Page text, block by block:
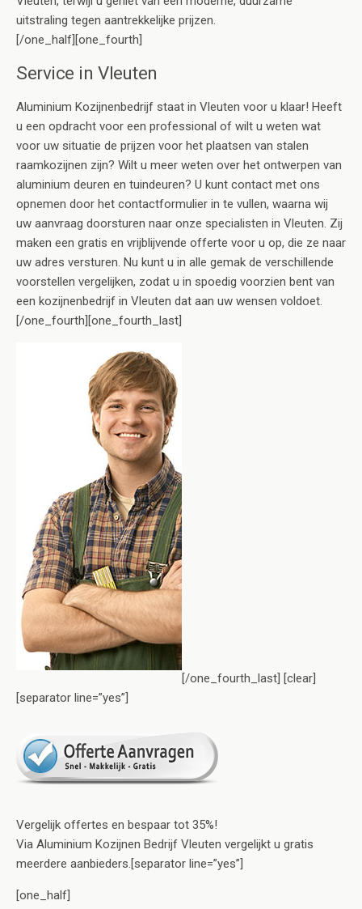
uitstraling tegen aantrekkelijke prijzen.
[/one_half][one_fourth]
Service in Vleuten
Aluminium Kozijnenbedrijf staat in Vleuten voor u klaar! Heeft
u een opdracht voor een professional of wilt u weten wat
voor uw situatie de prijzen voor het plaatsen van stalen
raamkozijnen zijn? Wilt u meer weten over het ontwerpen van
aluminium deuren en tuindeuren? U kunt contact met ons
opnemen door het contactformulier in te vullen, waarna wij
uw aanvraag doorsturen naar onze specialisten in Vleuten. Zij
maken een gratis en vrijblijvende offerte voor u op, die ze naar
uw adres versturen. Nu kunt u in alle gemak de verschillende
voorstellen vergelijken, zodat u in spoedig voorzien bent van
een kozijnenbedrijf in Vleuten dat aan uw wensen voldoet.
[/one_fourth][one_fourth_last]
[/one_fourth_last] [clear]
[separator line=”yes”]
Vergelijk offertes en bespaar tot 35%!
Via Aluminium Kozijnen Bedrijf Vleuten vergelijkt u gratis
meerdere aanbieders.[separator line=”yes”]
[one_half]